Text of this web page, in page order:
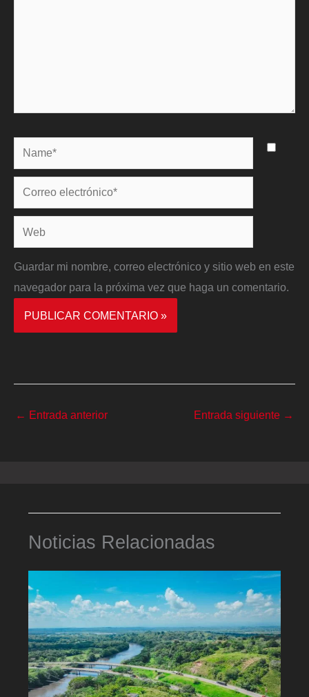
Name*
Correo
electrónico*
Web
Guardar mi nombre, correo electrónico y sitio web en este
navegador para la próxima vez que haga un comentario.
← Entrada anterior Entrada siguiente →
Noticias Relacionadas